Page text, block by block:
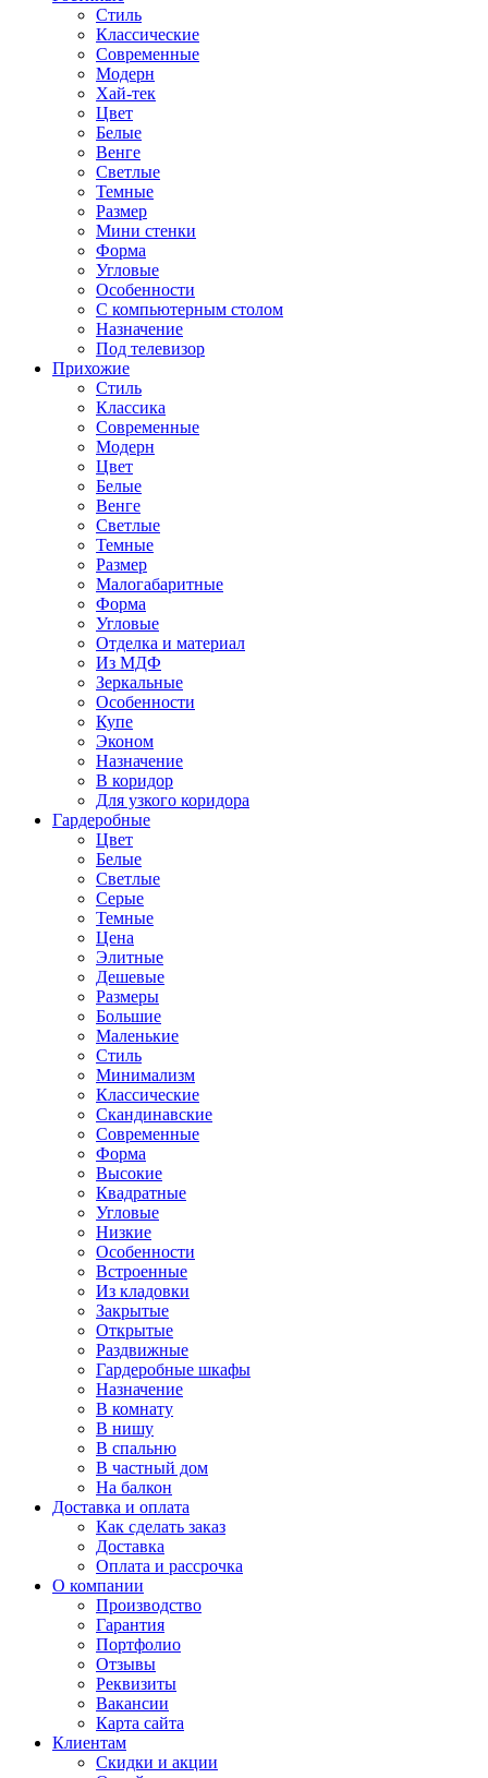
Стиль
Классические
Современные
Модерн
Хай-тек
Цвет
Белые
Венге
Светлые
Темные
Размер
Мини стенки
Форма
Угловые
Особенности
С компьютерным столом
Назначение
Под телевизор
Прихожие
Стиль
Классика
Современные
Модерн
Цвет
Белые
Венге
Светлые
Темные
Размер
Малогабаритные
Форма
Угловые
Отделка и материал
Из МДФ
Зеркальные
Особенности
Купе
Эконом
Назначение
В коридор
Для узкого коридора
Гардеробные
Цвет
Белые
Светлые
Серые
Темные
Цена
Элитные
Дешевые
Размеры
Большие
Маленькие
Стиль
Минимализм
Классические
Скандинавские
Современные
Форма
Высокие
Квадратные
Угловые
Низкие
Особенности
Встроенные
Из кладовки
Закрытые
Открытые
Раздвижные
Гардеробные шкафы
Назначение
В комнату
В нишу
В спальню
В частный дом
На балкон
Доставка и оплата
Как сделать заказ
Доставка
Оплата и рассрочка
О компании
Производство
Гарантия
Портфолио
Отзывы
Реквизиты
Вакансии
Карта сайта
Клиентам
Скидки и акции